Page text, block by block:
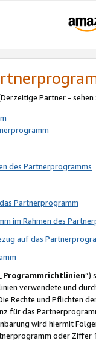
Partner - sehen
des Partnerprogramms
Partnerprogramm
im Rahmen des
auf das
Programmrichtlinien“)
verwendete und
Rechte und Pflichten
für das
wird hiermit
oder